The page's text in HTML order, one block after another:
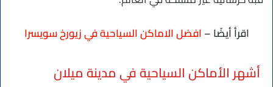
اقرأ أيضًا –افضل الاماكن السياحية في زيورخ سويسرا
أشهر الأماكن السياحية في مدينة ميلان